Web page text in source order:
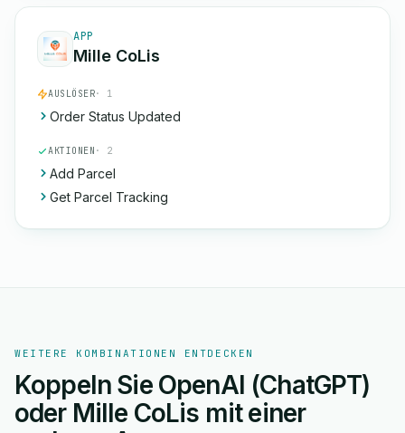
APP
Mille CoLis
AUSLÖSER· 1
Order Status Updated
AKTIONEN · 2
Add Parcel
Get Parcel Tracking
WEITERE KOMBINATIONEN ENTDECKEN
Koppeln Sie OpenAI (ChatGPT)
oder Mille CoLis mit einer